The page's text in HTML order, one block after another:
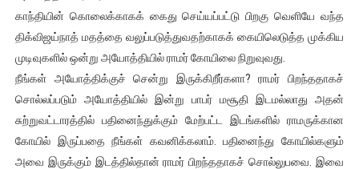
காந்தியின் கொலைக்காகக் கைது செய்யப்பட்டு பிறகு வெளியே வந்த
திக்விஜய்நாத் மதத்தை வலுப்படுத்துவதற்காகக் கையிலெடுத்த முக்கிய
முடிவுகளில் ஒன்று அயோத்தியில் ராமர் கோயிலை நிறுவுவது.
நீங்கள் அயோத்திக்குச் சென்று இருக்கிறீர்களா? ராமர் பிறந்ததாகச்
சொல்லப்படும் அயோத்தியில் இன்று பாபர் மசூதி இடமல்லாது அதன்
சுற்றுவட்டாரத்தில் பதினைந்துக்கும் மேற்பட்ட இடங்களில் ராமருக்கான
கோயில் இருப்பதை நீங்கள் கவனிக்கலாம். பதினைந்து கோயில்களும்
அவை இருக்கும் இடத்தில்தான் ராமர் பிறந்ததாகச் சொல்லுபவை. இவை